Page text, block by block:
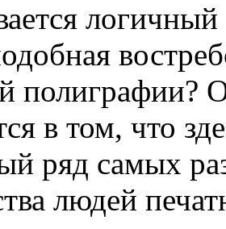
полиграфии?
в том, что
ряд самых
людей